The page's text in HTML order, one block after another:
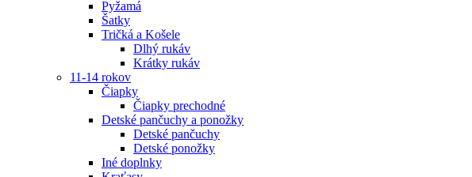
Pyžamá
Šatky
Tričká a Košele
Dlhý rukáv
Krátky rukáv
11-14 rokov
Čiapky
Čiapky prechodné
Detské pančuchy a ponožky
Detské pančuchy
Detské ponožky
Iné doplnky